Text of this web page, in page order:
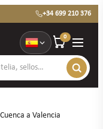
+34 699 210 376
0
a Valencia